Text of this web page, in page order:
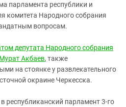
парламента республики и
комитета Народного собрания
вопросам.
депутата Народного собрания
Акбаев, также
на стоянке у развлекательного
окраине Черкесска.
республиканский парламент 3-го